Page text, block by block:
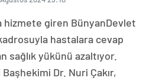
hizmete giren BünyanDevlet
hastalara cevap
yükünü azaltıyor.
Dr. Nuri Çakır,